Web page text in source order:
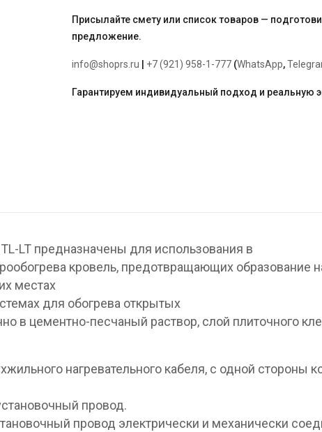
Присылайте смету или список товаров —
предложение.
info@shoprs.ru +7 (921) 958-1-777 (WhatsApp,
Гарантируем индивидуальный подход и реальную
LT предназначены для использования в
кровель, предотвращающих образование
местах
для обогрева открытых
в цементно-песчаный раствор, слой плиточного
нагревательного кабеля, с одной стороны
провод.
провод электрически и механически